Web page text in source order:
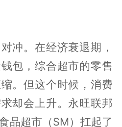
冲。在经济衰退期，
包，综合超市的零售
。但这个时候，消费
却会上升。永旺联邦
品超市（SM）扛起了